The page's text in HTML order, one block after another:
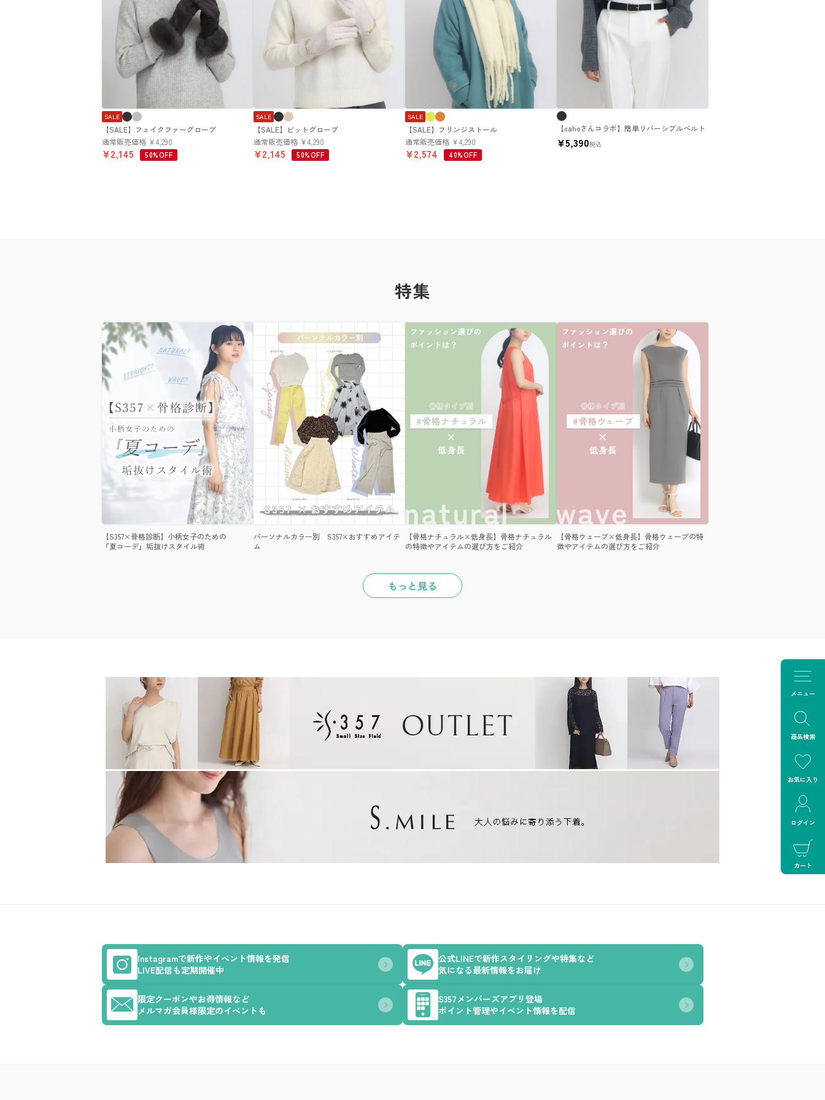
メニュー
商品検索
お気に入り
ログイン
カート
【SALE】フェイクファーグローブ
SALE
通常販売価格 ¥4,290
¥2,145 50%OFF
【SALE】ビットグローブ
SALE
通常販売価格 ¥4,290
¥2,145 50%OFF
【SALE】フリンジストール
SALE
通常販売価格 ¥4,290
¥2,574 40%OFF
【cahoさんコラボ】簡単リバーシブルベルト
¥5,390税込
特集
【S357×骨格診断】小柄女子のための
『夏コーデ』垢抜けスタイル術
パーソナルカラー別 S357×おすすめアイテ
ム
【骨格ナチュラル×低身長】骨格ナチュラル
の特徴やアイテムの選び方をご紹介
【骨格ウェーブ×低身長】骨格ウェーブの特
徴やアイテムの選び方をご紹介
もっと見る
Instagramで新作やイベント情報を発信
LIVE配信も定期開催中
公式LINEで新作スタイリングや特集など
気になる最新情報をお届け
限定クーポンやお得情報など
メルマガ会員様限定のイベントも
S357メンバーズアプリ登場
ポイント管理やイベント情報を配信